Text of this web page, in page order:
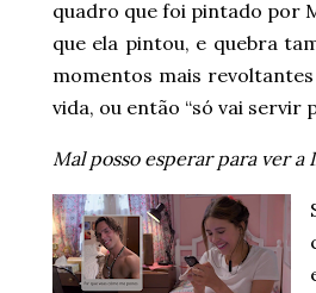
quadro que foi pintado por
que ela pintou, e quebra
momentos mais
vida, ou então “só vai servir
Mal posso esperar para ver a